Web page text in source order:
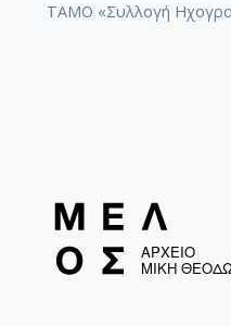
ΤΑΜΟ «Συλλογή